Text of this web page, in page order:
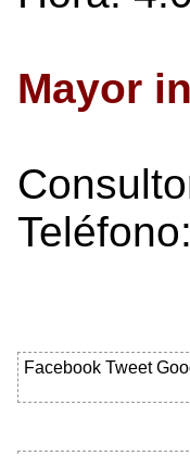
Mayor
Facebook Tweet